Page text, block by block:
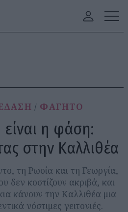
ΦΑΓΗΤΟ
η φάση:
στην Καλλιθέα
τη Ρωσία και τη Γεωργία,
δεν κοστίζουν ακριβά, και
κάνουν την Καλλιθέα μια
νόστιμες γειτονιές.